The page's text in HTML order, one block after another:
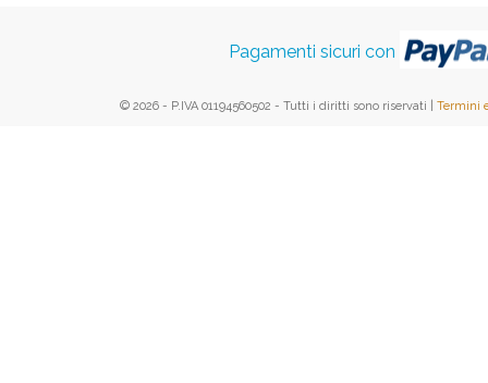
Pagamenti sicuri con
© 2026 - P.IVA 01194560502 - Tutti i diritti sono riservati | Termini